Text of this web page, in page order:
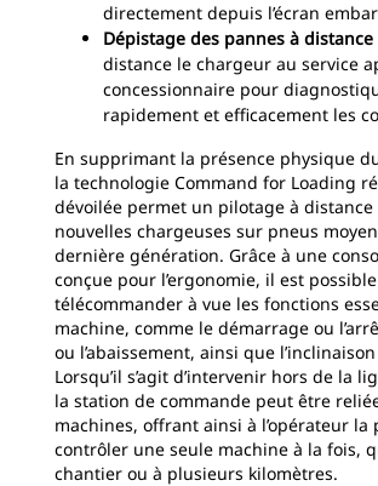
directement depuis l’écran
Dépistage des pannes à distance
distance le chargeur au service
concessionnaire pour
rapidement et efficacement les
En supprimant la présence physique
la technologie Command for Loading
dévoilée permet un pilotage à distance
nouvelles chargeuses sur pneus
dernière génération. Grâce à une
conçue pour l’ergonomie, il est
télécommander à vue les fonctions
machine, comme le démarrage ou
ou l’abaissement, ainsi que
Lorsqu’il s’agit d’intervenir hors de la
la station de commande peut être
machines, offrant ainsi à l’opérateur la
contrôler une seule machine à la fois,
chantier ou à plusieurs kilomètres.